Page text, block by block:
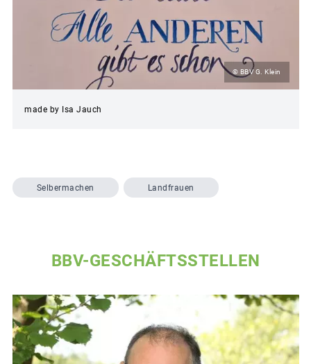
© BBV G. Klein
made by Isa Jauch
Selbermachen Landfrauen
BBV-GESCHÄFTSSTELLEN